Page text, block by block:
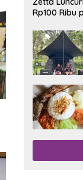
Rp100 Ribu